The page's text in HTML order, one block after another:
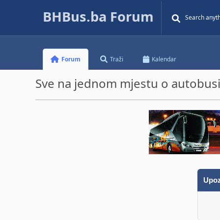
BHBus.ba Forum
Forum Traži Kalendar
Sve na jednom mjestu o